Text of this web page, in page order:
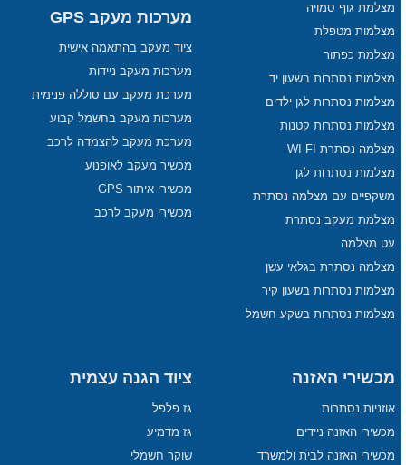
מצלמת גוף סמויה
מצלמות מטפלת
מצלמת כפתור
מצלמות נסתרות בשעון יד
מצלמות נסתרות לגן ילדים
מצלמות נסתרות קטנות
מצלמה נסתרת WI-FI
מצלמות נסתרות לגן
משקפיים עם מצלמה נסתרת
מצלמת מעקב נסתרת
עט מצלמה
מצלמה נסתרת בגלאי עשן
מצלמות נסתרות בשעון קיר
מצלמות נסתרות בשקע חשמל
מערכות מעקב GPS
ציוד מעקב בהתאמה אישית
מערכות מעקב ניידות
מערכת מעקב עם סוללה פנימית
מערכות מעקב בחשמל קבוע
מערכת מעקב להצמדה לרכב
מכשיר מעקב לאופנוע
מכשירי איתור GPS
מכשירי מעקב לרכב
מכשירי האזנה
אוזניות נסתרות
מכשירי האזנה ניידים
מכשירי האזנה לבית ולמשרד
ציוד הגנה עצמית
גז פלפל
גז מדמיע
שוקר חשמלי